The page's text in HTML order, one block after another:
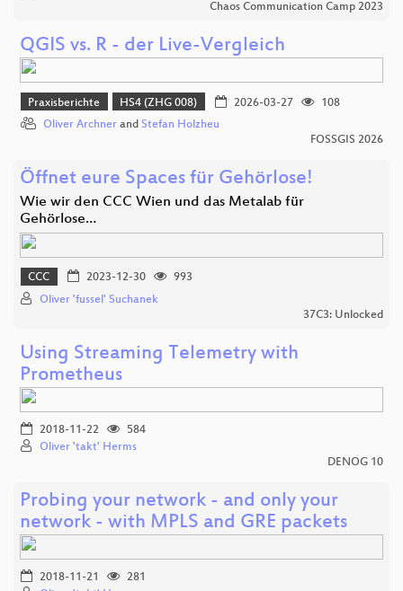
Chaos Communication Camp 2023
QGIS vs. R - der Live-Vergleich
Praxisberichte HS4 (ZHG 008) 2026-03-27
108
Oliver Archner and Stefan Holzheu
FOSSGIS 2026
Öffnet eure Spaces für Gehörlose!
Wie wir den CCC Wien und das Metalab für
Gehörlose…
CCC 2023-12-30
993
Oliver 'fussel' Suchanek
37C3: Unlocked
Using Streaming Telemetry with
Prometheus
2018-11-22
584
Oliver 'takt' Herms
DENOG 10
Probing your network - and only your
network - with MPLS and GRE packets
2018-11-21
281